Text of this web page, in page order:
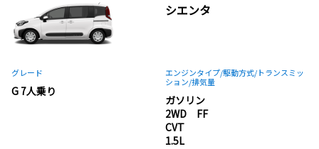
シエンタ
グレード
G 7人乗り
エンジンタイプ/駆動方式/トランスミッ
ション/排気量
ガソリン
2WD FF
CVT
1.5L